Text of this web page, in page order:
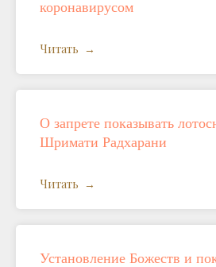
коронавирусом
Читать
О запрете показывать
Шримати Радхарани
Читать
Установление Божеств и